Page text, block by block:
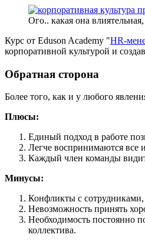
Ого.. какая она влиятельная,
Курс от Eduson Academy "HR-
корпоративной культурой и
Обратная сторона
Более того, как и у любого
Плюсы:
Единый подход в работе
Легче воспринимаются все
Каждый член команды
Минусы:
Конфликты с
Невозможность принять
Необходимость постоянно
коллектива.